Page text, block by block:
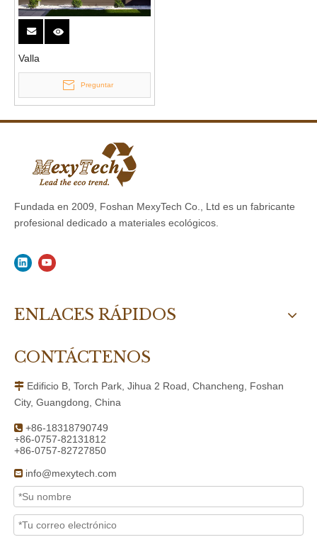
Valla
Preguntar
Fundada en 2009, Foshan MexyTech Co., Ltd es un fabricante
profesional dedicado a materiales ecológicos.
ENLACES RÁPIDOS
CONTÁCTENOS
 Edificio B, Torch Park, Jihua 2 Road, Chancheng, Foshan
City, Guangdong, China
 +86-18318790749
+86-0757-82131812
+86-0757-82727850
 info@mexytech.com